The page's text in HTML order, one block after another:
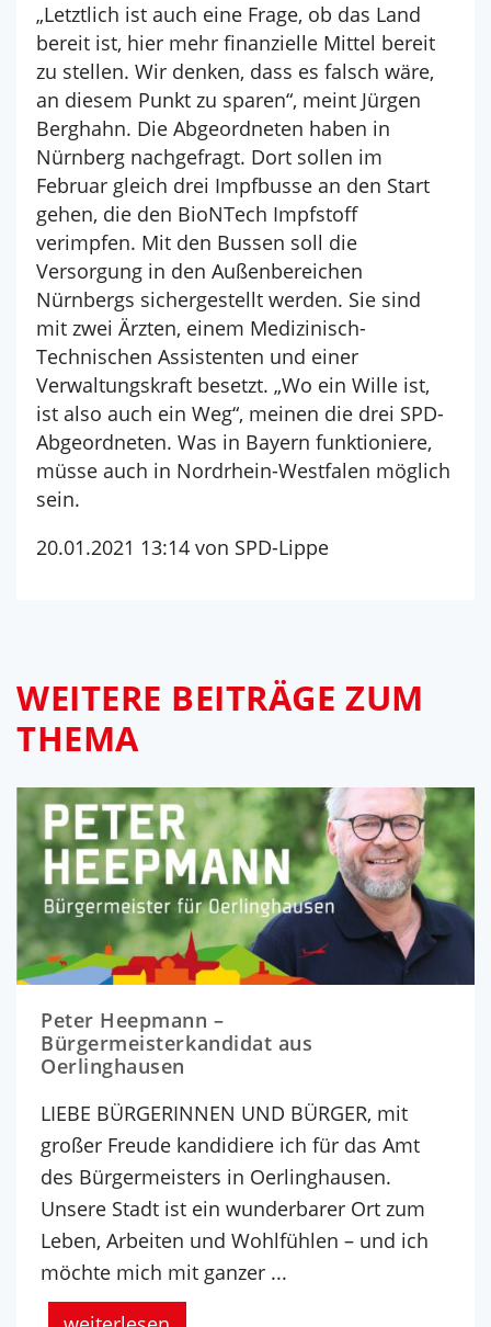
„Letztlich ist auch eine Frage, ob das Land
bereit ist, hier mehr finanzielle Mittel bereit
zu stellen. Wir denken, dass es falsch wäre,
an diesem Punkt zu sparen“, meint Jürgen
Berghahn. Die Abgeordneten haben in
Nürnberg nachgefragt. Dort sollen im
Februar gleich drei Impfbusse an den Start
gehen, die den BioNTech Impfstoff
verimpfen. Mit den Bussen soll die
Versorgung in den Außenbereichen
Nürnbergs sichergestellt werden. Sie sind
mit zwei Ärzten, einem Medizinisch-
Technischen Assistenten und einer
Verwaltungskraft besetzt. „Wo ein Wille ist,
ist also auch ein Weg“, meinen die drei SPD-
Abgeordneten. Was in Bayern funktioniere,
müsse auch in Nordrhein-Westfalen möglich
sein.
20.01.2021 13:14 von SPD-Lippe
WEITERE BEITRÄGE ZUM
THEMA
Peter Heepmann –
Bürgermeisterkandidat aus
Oerlinghausen
LIEBE BÜRGERINNEN UND BÜRGER, mit
großer Freude kandidiere ich für das Amt
des Bürgermeisters in Oerlinghausen.
Unsere Stadt ist ein wunderbarer Ort zum
Leben, Arbeiten und Wohlfühlen – und ich
möchte mich mit ganzer ...